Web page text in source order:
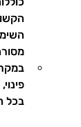
בכל